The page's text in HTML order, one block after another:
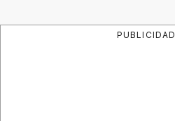
PUBLICIDAD